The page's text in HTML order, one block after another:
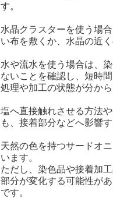
す。
水晶クラスターを使う場
い布を敷くか、水晶の近
水や流水を使う場合は、
ないことを確認し、短時
処理や加工の状態が分か
塩へ直接触れさせる方法
も、接着部分などへ影響
天然の色を持つサードオ
います。
ただし、染色品や接着加
部分が変化する可能性が
です。